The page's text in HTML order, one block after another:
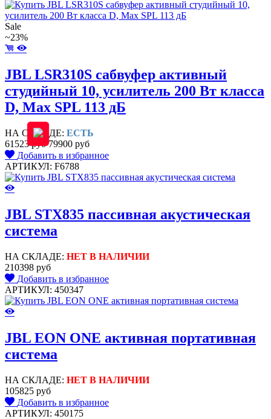
Sale
~23%
JBL LSR310S сабвуфер активный
студийный 10, усилитель 200 Вт класса
D, Max SPL 113 дБ
НА СКЛАДЕ: ЕСТЬ
61523 руб 79900 руб
Добавить в избранное
АРТИКУЛ: F6788
JBL STX835 пассивная акустическая
система
НА СКЛАДЕ: НЕТ В НАЛИЧИИ
210398 руб
Добавить в избранное
АРТИКУЛ: 450347
JBL EON ONE активная портативная
система
НА СКЛАДЕ: НЕТ В НАЛИЧИИ
105825 руб
Добавить в избранное
АРТИКУЛ: 450175